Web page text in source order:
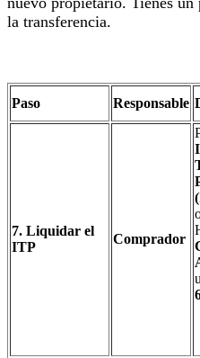
la transferencia.
Paso Responsable
7. Liquidar el
ITP
Comprador